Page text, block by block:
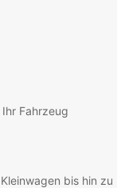
Fahrzeug
bis hin zu